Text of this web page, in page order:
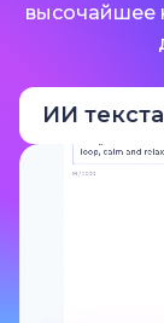
высочайшее
ИИ